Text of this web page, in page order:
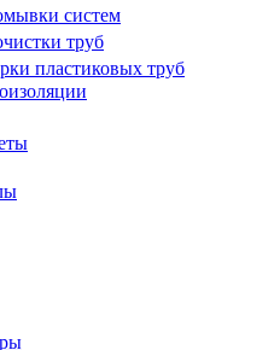
систем
труб
пластиковых труб